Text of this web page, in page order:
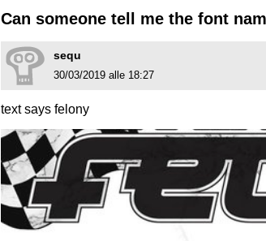
Can someone tell me the font
sequ
30/03/2019 alle 18:27
text says felony